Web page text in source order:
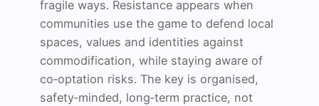
fragile ways. Resistance appears when
communities use the game to defend local
spaces, values and identities against
commodification, while staying aware of
co‑optation risks. The key is organised,
safety‑minded, long‑term practice, not